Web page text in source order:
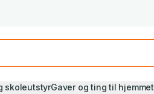
skoleutstyrGaver og ting til hjemmet